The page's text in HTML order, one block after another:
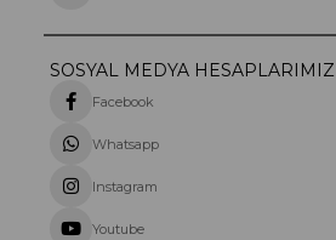
SOSYAL MEDYA HESAPLARIMIZ
Facebook
Whatsapp
Instagram
Youtube